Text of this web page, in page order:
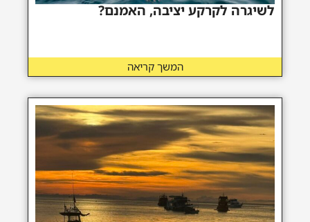
לשיגרה לקרקע יציבה, האמנם?
המשך קריאה